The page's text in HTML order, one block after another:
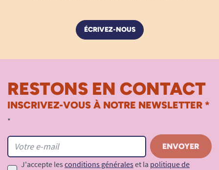
ÉCRIVEZ-NOUS
RESTONS EN CONTACT
INSCRIVEZ-VOUS À NOTRE NEWSLETTER *
*
J'accepte les conditions générales et la politique de